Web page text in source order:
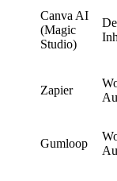
Canva AI
(Magic
Studio)
Zapier
Gumloop